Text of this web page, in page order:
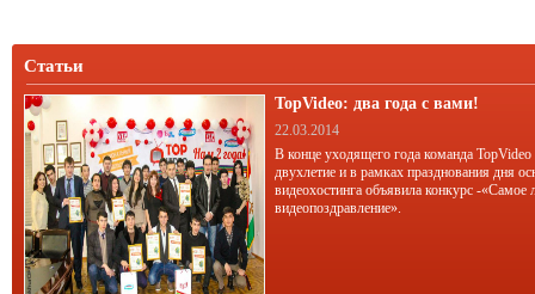
Статьи
TopVideo: два года с вами!
22.03.2014
В конце уходящего года команда TopVideo
двухлетие и в рамках празднования дня
видеохостинга объявила конкурс -«Самое
видеопоздравление».